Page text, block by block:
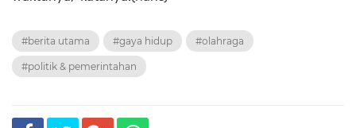
#berita utama #gaya hidup #olahraga
#politik & pemerintahan